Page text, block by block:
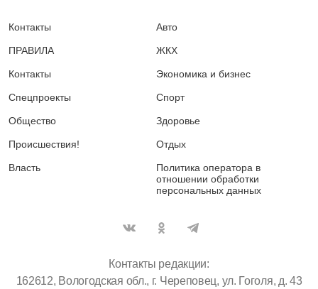
Контакты
ПРАВИЛА
Контакты
Спецпроекты
Общество
Происшествия!
Власть
Авто
ЖКХ
Экономика и бизнес
Спорт
Здоровье
Отдых
Политика оператора в
отношении обработки
персональных данных
Контакты редакции:
162612, Вологодская обл., г. Череповец, ул. Гоголя, д. 43